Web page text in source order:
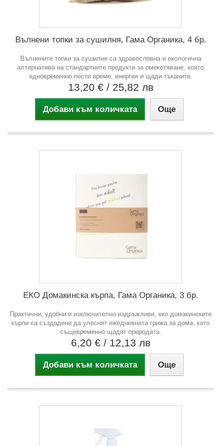
Вълнени топки за сушилня, Гама Органика, 4 бр.
Вълнените топки за сушилня са здравословна и екологична
алтернатива на стандартните продукти за омекотяване, която
едновременно пести време, енергия и щади тъканите.
13,20 € / 25,82 лв
Добави към количката Още
ЕКО Домакинска кърпа, Гама Органика, 3 бр.
Практични, удобни и изключително издръжливи, еко домакинските
кърпи са създадени да улеснят ежедневната грижа за дома, като
същевременно щадят природата.
6,20 € / 12,13 лв
Добави към количката Още